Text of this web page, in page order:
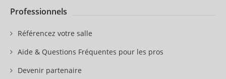
Professionnels
Référencez votre salle
Aide & Questions Fréquentes pour les pros
Devenir partenaire